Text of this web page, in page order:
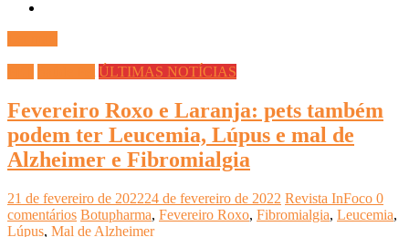
ÚLTIMAS NOTÍCIAS
Fevereiro Roxo e Laranja: pets também
podem ter Leucemia, Lúpus e mal de
Alzheimer e Fibromialgia
21 de fevereiro de 202224 de fevereiro de 2022 Revista InFoco 0
comentários Botupharma, Fevereiro Roxo, Fibromialgia, Leucemia,
Lúpus, Mal de Alzheimer